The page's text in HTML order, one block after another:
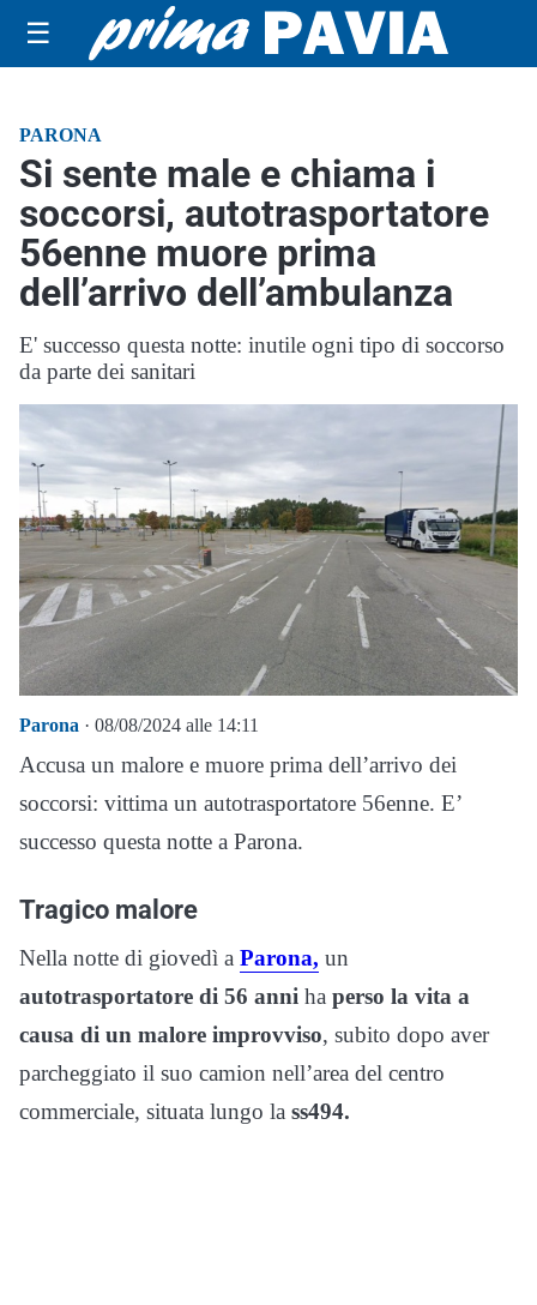
☰
PARONA
Si sente male e chiama i
soccorsi, autotrasportatore
56enne muore prima
dell’arrivo dell’ambulanza
E' successo questa notte: inutile ogni tipo di soccorso
da parte dei sanitari
Parona · 08/08/2024 alle 14:11
Accusa un malore e muore prima dell’arrivo dei
soccorsi: vittima un autotrasportatore 56enne. E’
successo questa notte a Parona.
Tragico malore
Nella notte di giovedì a Parona, un
autotrasportatore di 56 anni ha perso la vita a
causa di un malore improvviso, subito dopo aver
parcheggiato il suo camion nell’area del centro
commerciale, situata lungo la ss494.